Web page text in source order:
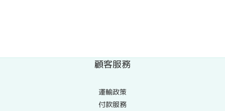
顧客服務
運輸政策
付款服務